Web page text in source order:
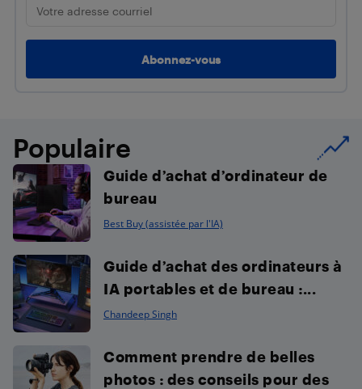
Populaire
Guide d’achat d’ordinateur de
bureau
Best Buy (assistée par l'IA)
Guide d’achat des ordinateurs à
IA portables et de bureau :...
Chandeep Singh
Comment prendre de belles
photos : des conseils pour des